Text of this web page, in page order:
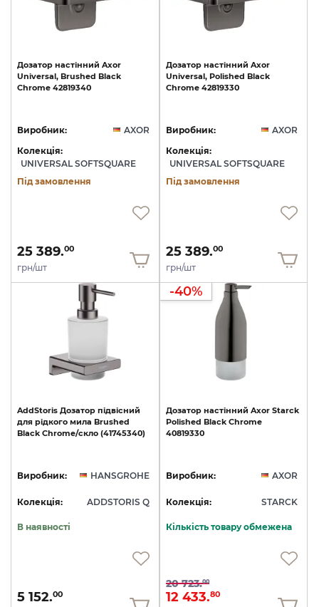
Дозатор настінний Axor
Universal, Brushed Black
Chrome 42819340
Виробник:
AXOR
Колекція:
UNIVERSAL SOFTSQUARE
Під замовлення
25 389.00
грн/шт
Дозатор настінний Axor
Universal, Polished Black
Chrome 42819330
Виробник:
AXOR
Колекція:
UNIVERSAL SOFTSQUARE
Під замовлення
25 389.00
грн/шт
AddStoris Дозатор підвісний
для рідкого мила Brushed
Black Chrome/скло (41745340)
Виробник: HANSGROHE
Колекція: ADDSTORIS Q
В наявності
5 152.00
-40%
Дозатор настінний Axor Starck
Polished Black Chrome
40819330
Виробник: AXOR
Колекція: STARCK
Кількість товару обмежена
20 723.00
12 433.80